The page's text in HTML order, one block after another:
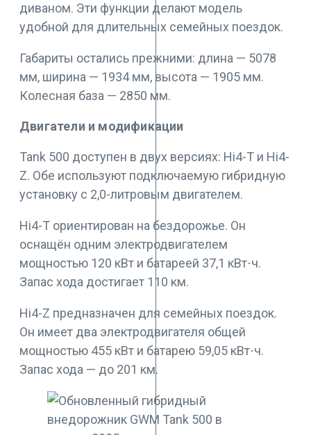
диваном. Эти функции делают модель
удобной для длительных семейных поездок.
Габариты остались прежними: длина — 5078
мм, ширина — 1934 мм, высота — 1905 мм.
Колесная база — 2850 мм.
Двигатели и модификации
Tank 500 доступен в двух версиях: Hi4-T и Hi4-
Z. Обе используют подключаемую гибридную
установку с 2,0-литровым двигателем.
Hi4-T ориентирован на бездорожье. Он
оснащён одним электродвигателем
мощностью 120 кВт и батареей 37,1 кВт⋅ч.
Запас хода достигает 110 км.
Hi4-Z предназначен для семейных поездок.
Он имеет два электродвигателя общей
мощностью 455 кВт и батарею 59,05 кВт⋅ч.
Запас хода — до 201 км.